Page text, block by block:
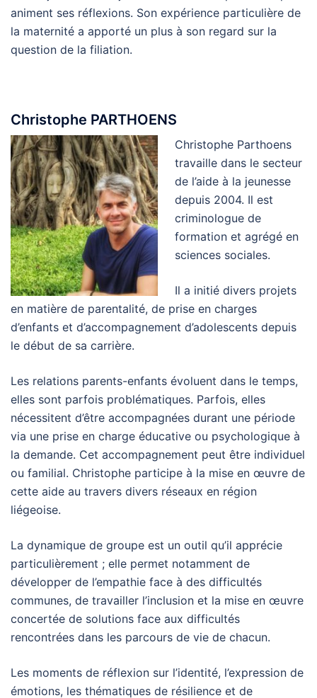
animent ses réflexions. Son expérience particulière de
la maternité a apporté un plus à son regard sur la
question de la filiation.
Christophe PARTHOENS
Christophe Parthoens
travaille dans le secteur
de l’aide à la jeunesse
depuis 2004. Il est
criminologue de
formation et agrégé en
sciences sociales.
Il a initié divers projets
en matière de parentalité, de prise en charges
d’enfants et d’accompagnement d’adolescents depuis
le début de sa carrière.
Les relations parents-enfants évoluent dans le temps,
elles sont parfois problématiques. Parfois, elles
nécessitent d’être accompagnées durant une période
via une prise en charge éducative ou psychologique à
la demande. Cet accompagnement peut être individuel
ou familial. Christophe participe à la mise en œuvre de
cette aide au travers divers réseaux en région
liégeoise.
La dynamique de groupe est un outil qu’il apprécie
particulièrement ; elle permet notamment de
développer de l’empathie face à des difficultés
communes, de travailler l’inclusion et la mise en œuvre
concertée de solutions face aux difficultés
rencontrées dans les parcours de vie de chacun.
Les moments de réflexion sur l’identité, l’expression de
émotions, les thématiques de résilience et de